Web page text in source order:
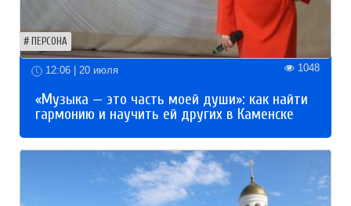
ПЕРСОНА
12:06 | 20 июля 1048
«Музыка — это часть моей души»: как найти
гармонию и научить ей других в Каменске